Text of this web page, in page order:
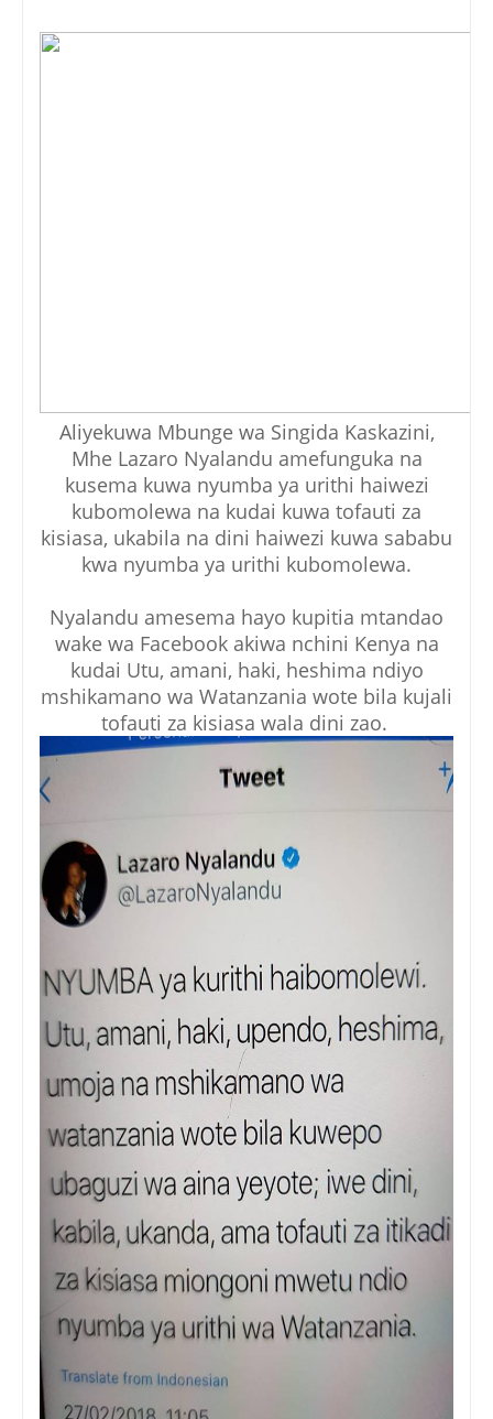
Aliyekuwa Mbunge wa Singida Kaskazini,
Mhe Lazaro Nyalandu amefunguka na
kusema kuwa nyumba ya urithi haiwezi
kubomolewa na kudai kuwa tofauti za
kisiasa, ukabila na dini haiwezi kuwa sababu
kwa nyumba ya urithi kubomolewa.
Nyalandu amesema hayo kupitia mtandao
wake wa Facebook akiwa nchini Kenya na
kudai Utu, amani, haki, heshima ndiyo
mshikamano wa Watanzania wote bila kujali
tofauti za kisiasa wala dini zao.